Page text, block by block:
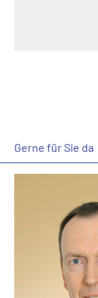
Gerne für Sie da